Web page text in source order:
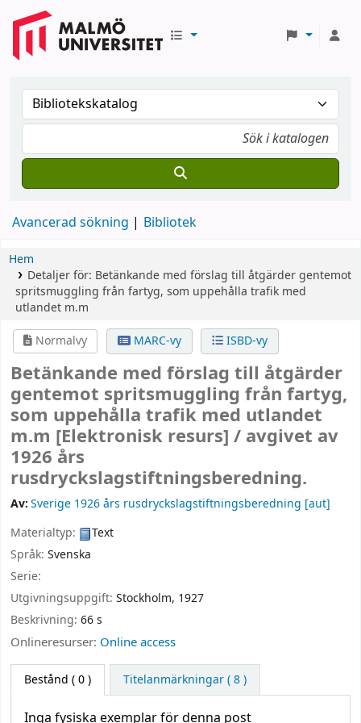
Avancerad sökning Bibliotek
Hem
Detaljer för: Betänkande med förslag till åtgärder gentemot
spritsmuggling från fartyg, som uppehålla trafik med
utlandet m.m
Normalvy
MARC-vy ISBD-vy
Betänkande med förslag till åtgärder
gentemot spritsmuggling från fartyg,
som uppehålla trafik med utlandet
m.m [Elektronisk resurs] / avgivet av
1926 års
rusdryckslagstiftningsberedning.
Av:Sverige 1926 års rusdryckslagstiftningsberedning [aut]
Materialtyp:
Text
Språk: Svenska
Serie:
Utgivningsuppgift: Stockholm, 1927
Beskrivning: 66 s
Onlineresurser: Online access
Bestånd ( 0 ) Titelanmärkningar ( 8 )
Inga fysiska exemplar för denna post